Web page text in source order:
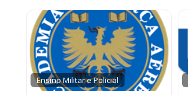
Ensino Militar e Policial